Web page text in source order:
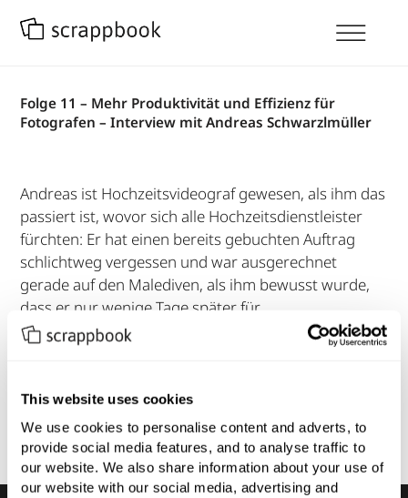
This website uses cookies
We use cookies to personalise content and adverts, to
provide social media features, and to analyse traffic to
our website. We also share information about your use of
our website with our social media, advertising and
Folge 11 – Mehr Produktivität und Effizienz für
Fotografen – Interview mit Andreas Schwarzlmüller
Andreas ist Hochzeitsvideograf gewesen, als ihm das
passiert ist, wovor sich alle Hochzeitsdienstleister
fürchten: Er hat einen bereits gebuchten Auftrag
schlichtweg vergessen und war ausgerechnet
gerade auf den Malediven, als ihm bewusst wurde,
dass er nur wenige Tage später für…